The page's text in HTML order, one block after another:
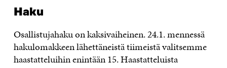
Haku
Osallistujahaku on kaksivaiheinen. 24.1. mennessä
hakulomakkeen lähettäneistä tiimeistä valitsemme
haastatteluihin enintään 15. Haastatteluista